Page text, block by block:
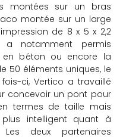
montées sur un bras
montée sur un large
de 8 x 5 x 2,2
a notamment permis
en béton ou encore la
50 éléments uniques, le
ci, Vertico a travaillé
concevoir un pont pour
termes de taille mais
intelligent quant à
Les deux partenaires